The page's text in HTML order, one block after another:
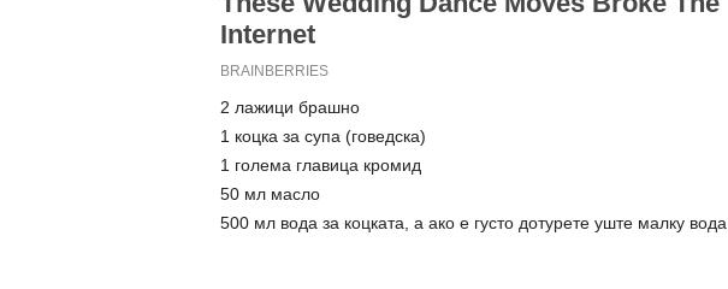
2 лажици брашно
1 коцка за супа (говедска)
1 голема главица кромид
50 мл масло
500 мл вода за коцката, а ако е густо дотурете уште малку вода